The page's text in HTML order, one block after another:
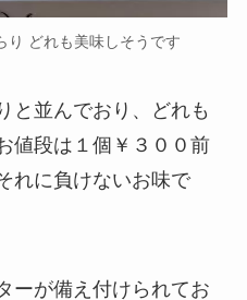
り どれも美味しそうです
と並んでおり、どれも
値段は１個￥３００前
れに負けないお味で
ーが備え付けられてお